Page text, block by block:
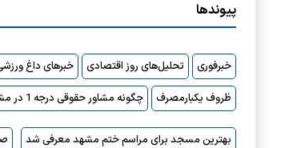
پیوندها
خبرفوری تحلیل‌های روز اقتصادی خبرهای داغ
ظروف یکبارمصرف
چگونه مشاور حقوقی درجه 1 در مشهد پیدا کنیم؟
بهترین مسجد برای مراسم ختم مشهد معرفی شد